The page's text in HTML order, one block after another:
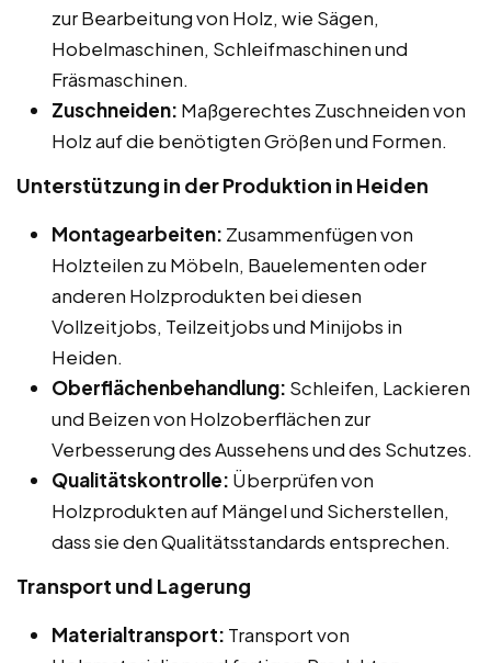
zur Bearbeitung von Holz, wie Sägen,
Hobelmaschinen, Schleifmaschinen und
Fräsmaschinen.
Zuschneiden: Maßgerechtes Zuschneiden von
Holz auf die benötigten Größen und Formen.
Unterstützung in der Produktion in Heiden
Montagearbeiten: Zusammenfügen von
Holzteilen zu Möbeln, Bauelementen oder
anderen Holzprodukten bei diesen
Vollzeitjobs, Teilzeitjobs und Minijobs in
Heiden.
Oberflächenbehandlung: Schleifen, Lackieren
und Beizen von Holzoberflächen zur
Verbesserung des Aussehens und des Schutzes.
Qualitätskontrolle: Überprüfen von
Holzprodukten auf Mängel und Sicherstellen,
dass sie den Qualitätsstandards entsprechen.
Transport und Lagerung
Materialtransport: Transport von